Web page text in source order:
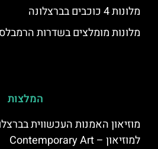
מלונות 4 כוכבים בברצלונה
מלונות מומלצים בשדרות
המלצות
מוזיאון האמנות העכשווית
למוזיאון – Contemporary Art